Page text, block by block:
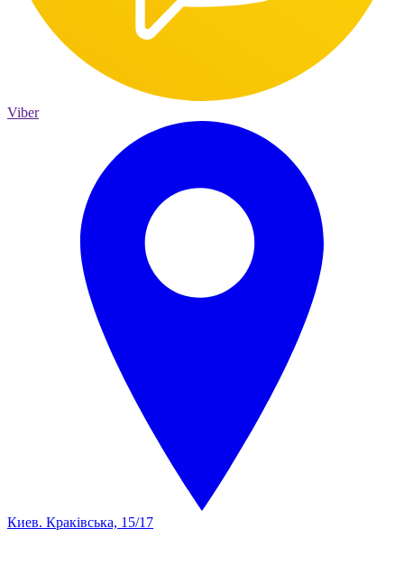
Viber
Киев. Краківська, 15/17